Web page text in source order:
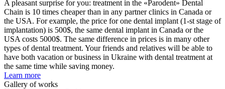
A pleasant surprise for you: treatment in the «Parodent» Dental
Chain is 10 times cheaper than in any partner clinics in Canada or
the USA. For example, the price for one dental implant (1-st stage of
implantation) is 500$, the same dental implant in Canada or the
USA costs 5000$. The same difference in prices is in many other
types of dental treatment. Your friends and relatives will be able to
have both vacation or business in Ukraine with dental treatment at
the same time while saving money.
Learn more
Gallery ofworks